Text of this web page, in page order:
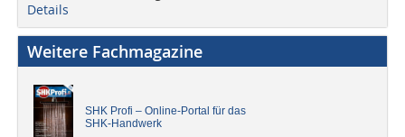
Details
Weitere Fachmagazine
SHK Profi – Online-Portal für das
SHK-Handwerk